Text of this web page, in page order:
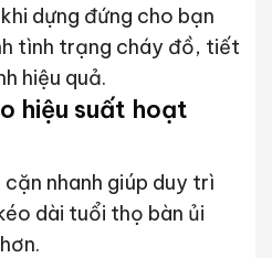
dựng đứng cho bạn
tình trạng cháy đồ, tiết
hiệu quả.
hiệu suất hoạt
nhanh giúp duy trì
dài tuổi thọ bàn ủi